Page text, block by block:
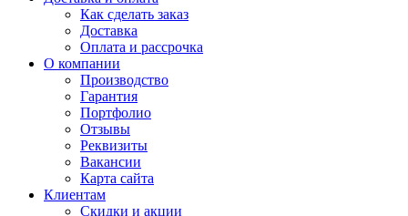
Как сделать заказ
Доставка
Оплата и рассрочка
О компании
Производство
Гарантия
Портфолио
Отзывы
Реквизиты
Вакансии
Карта сайта
Клиентам
Скидки и акции